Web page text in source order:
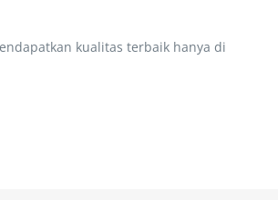
kualitas terbaik hanya di